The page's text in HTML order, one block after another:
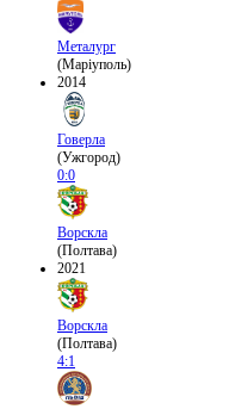
Металург
(Маріуполь)
2014
Говерла
(Ужгород)
0:0
Ворскла
(Полтава)
2021
Ворскла
(Полтава)
4:1